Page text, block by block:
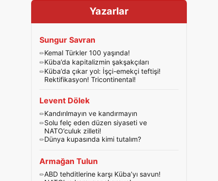
Yazarlar
Sungur Savran
Kemal Türkler 100 yaşında!
Küba’da kapitalizmin şakşakçıları
Küba’da çıkar yol: İşçi-emekçi teftişi!
Rektifikasyon! Tricontinental!
Levent Dölek
Kandırılmayın ve kandırmayın
Solu felç eden düzen siyaseti ve
NATO’culuk zilleti!
Dünya kupasında kimi tutalım?
Armağan Tulun
ABD tehditlerine karşı Küba’yı savun!